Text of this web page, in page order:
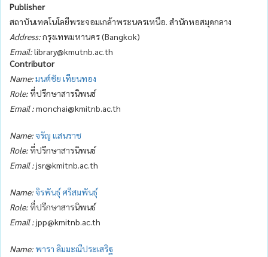
Publisher
สถาบันเทคโนโลยีพระจอมเกล้าพระนครเหนือ. สำนักหอสมุดกลาง
Address:กรุงเทพมหานคร (Bangkok)
Email:library@kmutnb.ac.th
Contributor
Name:มนต์ชัย เทียนทอง
Role:ที่ปรึกษาสารนิพนธ์
Email :monchai@kmitnb.ac.th
Name: จรัญ แสนราช
Role:ที่ปรึกษาสารนิพนธ์
Email :jsr@kmitnb.ac.th
Name: จิรพันธุ์ ศรีสมพันธุ์
Role:ที่ปรึกษาสารนิพนธ์
Email :jpp@kmitnb.ac.th
Name:พารา ลิมมะณีประเสริฐ